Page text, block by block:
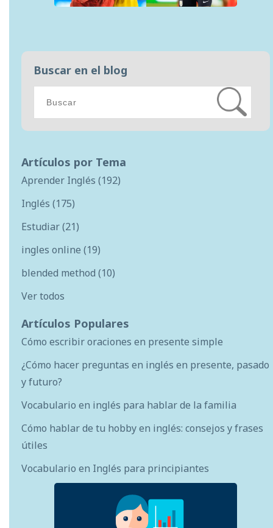
Buscar en el blog
Artículos por Tema
Aprender Inglés (192)
Inglés (175)
Estudiar(21)
ingles online (19)
blended method (10)
Ver todos
Artículos Populares
Cómo escribir oraciones en presente simple
¿Cómo hacer preguntas en inglés en presente, pasado
y futuro?
Vocabulario en inglés para hablar de la familia
Cómo hablar de tu hobby en inglés: consejos y frases
útiles
Vocabulario en Inglés para principiantes